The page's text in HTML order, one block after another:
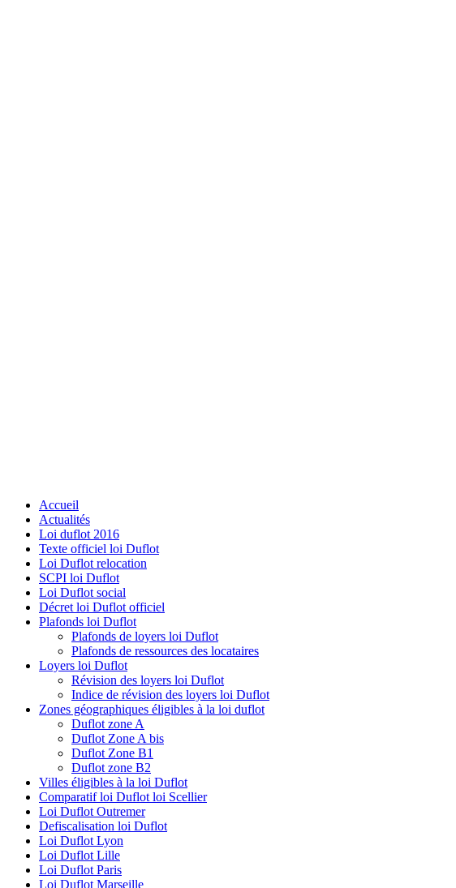
Accueil
Actualités
Loi duflot 2016
Texte officiel loi Duflot
Loi Duflot relocation
SCPI loi Duflot
Loi Duflot social
Décret loi Duflot officiel
Plafonds loi Duflot
Plafonds de loyers loi Duflot
Plafonds de ressources des locataires
Loyers loi Duflot
Révision des loyers loi Duflot
Indice de révision des loyers loi Duflot
Zones géographiques éligibles à la loi duflot
Duflot zone A
Duflot Zone A bis
Duflot Zone B1
Duflot zone B2
Villes éligibles à la loi Duflot
Comparatif loi Duflot loi Scellier
Loi Duflot Outremer
Defiscalisation loi Duflot
Loi Duflot Lyon
Loi Duflot Lille
Loi Duflot Paris
Loi Duflot Marseille